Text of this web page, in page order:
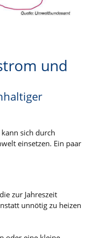
und
sich durch
einsetzen. Ein paar
zur Jahreszeit
unnötig zu heizen